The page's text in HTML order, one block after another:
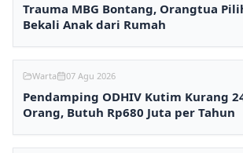
Trauma MBG Bontang, Orangtua
Bekali Anak dari Rumah
Warta 07 Agu 2026
Pendamping ODHIV Kutim Kurang
Orang, Butuh Rp680 Juta per Tahun